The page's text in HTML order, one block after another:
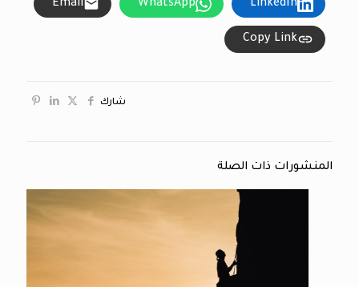
LinkedIn
WhatsApp
Email
Copy Link
شارك
المنشورات ذات الصلة